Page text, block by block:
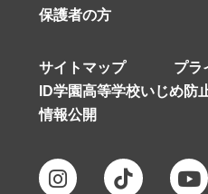
保護者の方
サイトマップ
プラ
ID学園高等学校いじめ防
情報公開